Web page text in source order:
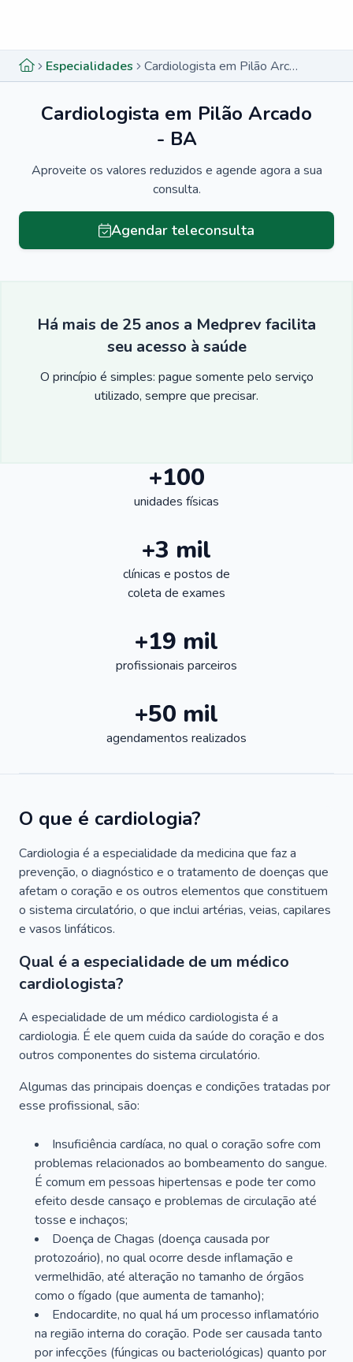
Especialidades Cardiologista em Pilão Arcado - BA
Cardiologista em Pilão Arcado
- BA
Aproveite os valores reduzidos e agende agora a sua
consulta.
Agendar teleconsulta
Há mais de 25 anos a Medprev facilita
seu acesso à saúde
O princípio é simples: pague somente pelo serviço
utilizado, sempre que precisar.
+100
unidades físicas
+3 mil
clínicas e postos de
coleta de exames
+19 mil
profissionais parceiros
+50 mil
agendamentos realizados
O que é cardiologia?
Cardiologia é a especialidade da medicina que faz a
prevenção, o diagnóstico e o tratamento de doenças que
afetam o coração e os outros elementos que constituem
o sistema circulatório, o que inclui artérias, veias, capilares
e vasos linfáticos.
Qual é a especialidade de um médico
cardiologista?
A especialidade de um médico cardiologista é a
cardiologia. É ele quem cuida da saúde do coração e dos
outros componentes do sistema circulatório.
Algumas das principais doenças e condições tratadas por
esse profissional, são:
Insuficiência cardíaca, no qual o coração sofre com
problemas relacionados ao bombeamento do sangue.
É comum em pessoas hipertensas e pode ter como
efeito desde cansaço e problemas de circulação até
tosse e inchaços;
Doença de Chagas (doença causada por
protozoário), no qual ocorre desde inflamação e
vermelhidão, até alteração no tamanho de órgãos
como o fígado (que aumenta de tamanho);
Endocardite, no qual há um processo inflamatório
na região interna do coração. Pode ser causada tanto
por infecções (fúngicas ou bacteriológicas) quanto por